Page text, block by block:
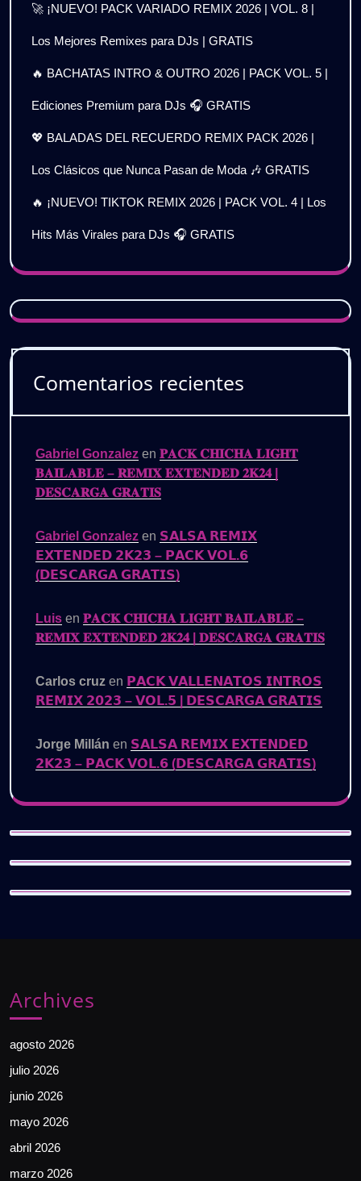
🚀 ¡NUEVO! PACK VARIADO REMIX 2026 | VOL. 8 |
Los Mejores Remixes para DJs | GRATIS
🔥 BACHATAS INTRO & OUTRO 2026 | PACK VOL. 5 |
Ediciones Premium para DJs 🎧 GRATIS
💖 BALADAS DEL RECUERDO REMIX PACK 2026 |
Los Clásicos que Nunca Pasan de Moda 🎶 GRATIS
🔥 ¡NUEVO! TIKTOK REMIX 2026 | PACK VOL. 4 | Los
Hits Más Virales para DJs 🎧 GRATIS
Comentarios recientes
Gabriel Gonzalez en 𝐏𝐀𝐂𝐊 𝐂𝐇𝐈𝐂𝐇𝐀 𝐋𝐈𝐆𝐇𝐓
𝐁𝐀𝐈𝐋𝐀𝐁𝐋𝐄 – 𝐑𝐄𝐌𝐈𝐗 𝐄𝐗𝐓𝐄𝐍𝐃𝐄𝐃 𝟐𝐊𝟐𝟒 |
𝐃𝐄𝐒𝐂𝐀𝐑𝐆𝐀 𝐆𝐑𝐀𝐓𝐈𝐒
Gabriel Gonzalez en 𝗦𝗔𝗟𝗦𝗔 𝗥𝗘𝗠𝗜𝗫
𝗘𝗫𝗧𝗘𝗡𝗗𝗘𝗗 𝟮𝗞𝟮𝟯 – 𝗣𝗔𝗖𝗞 𝗩𝗢𝗟.𝟲
(𝗗𝗘𝗦𝗖𝗔𝗥𝗚𝗔 𝗚𝗥𝗔𝗧𝗜𝗦)
Luis en 𝐏𝐀𝐂𝐊 𝐂𝐇𝐈𝐂𝐇𝐀 𝐋𝐈𝐆𝐇𝐓 𝐁𝐀𝐈𝐋𝐀𝐁𝐋𝐄 –
𝐑𝐄𝐌𝐈𝐗 𝐄𝐗𝐓𝐄𝐍𝐃𝐄𝐃 𝟐𝐊𝟐𝟒 | 𝐃𝐄𝐒𝐂𝐀𝐑𝐆𝐀 𝐆𝐑𝐀𝐓𝐈𝐒
Carlos cruz en 𝗣𝗔𝗖𝗞 𝗩𝗔𝗟𝗟𝗘𝗡𝗔𝗧𝗢𝗦 𝗜𝗡𝗧𝗥𝗢𝗦
𝗥𝗘𝗠𝗜𝗫 𝟮𝟬𝟮𝟯 – 𝗩𝗢𝗟.𝟱 | 𝗗𝗘𝗦𝗖𝗔𝗥𝗚𝗔 𝗚𝗥𝗔𝗧𝗜𝗦
Jorge Millán en 𝗦𝗔𝗟𝗦𝗔 𝗥𝗘𝗠𝗜𝗫 𝗘𝗫𝗧𝗘𝗡𝗗𝗘𝗗
𝟮𝗞𝟮𝟯 – 𝗣𝗔𝗖𝗞 𝗩𝗢𝗟.𝟲 (𝗗𝗘𝗦𝗖𝗔𝗥𝗚𝗔 𝗚𝗥𝗔𝗧𝗜𝗦)
Archives
agosto 2026
julio 2026
junio 2026
mayo 2026
abril 2026
marzo 2026